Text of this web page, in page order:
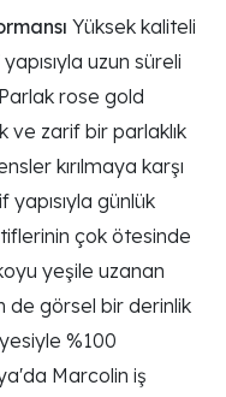
Yüksek kaliteli
uzun süreli
rose gold
ve zarif bir parlaklık
kırılmaya karşı
yapısıyla günlük
çok ötesinde
yeşile uzanan
görsel bir derinlik
%100
Marcolin iş